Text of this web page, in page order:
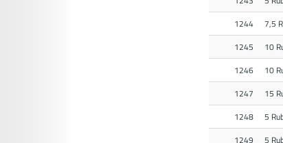
1244
7,5
1245
10
1246
10
1247
15
1248
5
1249
5